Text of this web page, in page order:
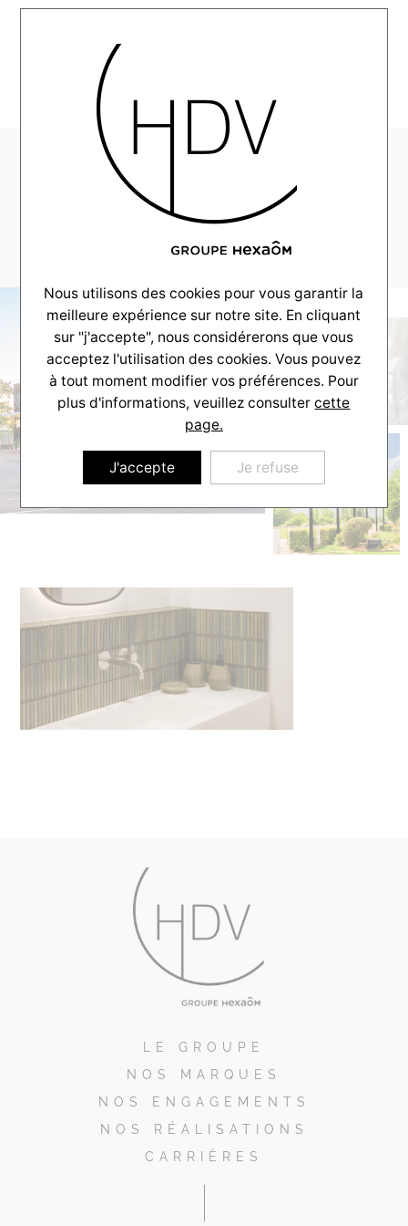
HDV-Couleur-Villas-
Realisation-
Arcachon–_0038_38
LE GROUPE
NOS MARQUES
NOS ENGAGEMENTS
NOS RÉALISATIONS
CARRIÈRES
Nous utilisons des cookies pour vous garantir la
meilleure expérience sur notre site. En cliquant
sur "j'accepte", nous considérerons que vous
acceptez l'utilisation des cookies. Vous pouvez
à tout moment modifier vos préférences. Pour
plus d'informations, veuillez consultercette
page.
J'accepte Je refuse